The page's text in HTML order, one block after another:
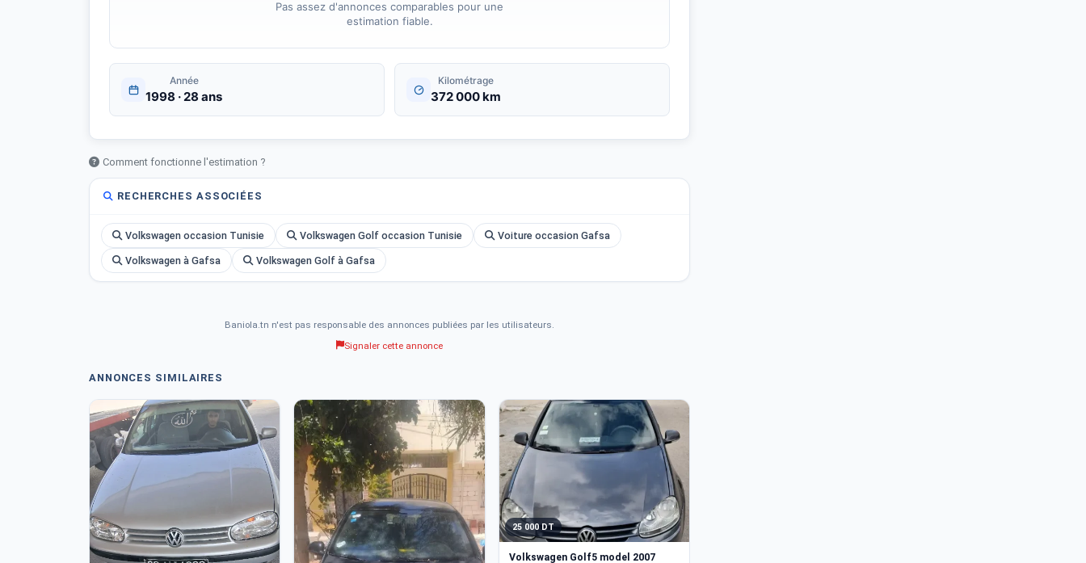
Pas assez d'annonces comparables pour une
estimation fiable.
Année
1998 · 28 ans
Kilométrage
372 000 km
Comment fonctionne l'estimation ?
RECHERCHES ASSOCIÉES
Volkswagen occasion Tunisie Volkswagen Golf occasion Tunisie Voiture occasion Gafsa
Volkswagen à Gafsa Volkswagen Golf à Gafsa
Baniola.tn n'est pas responsable des annonces publiées par les utilisateurs.
Signaler cette annonce
ANNONCES SIMILAIRES
25 000 DT
Volkswagen Golf5 model 2007